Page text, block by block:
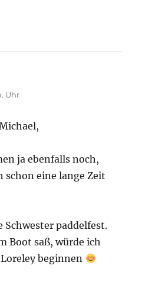
Uhr
ja ebenfalls noch,
schon eine lange Zeit
paddelfest.
Boot saß, würde ich
beginnen